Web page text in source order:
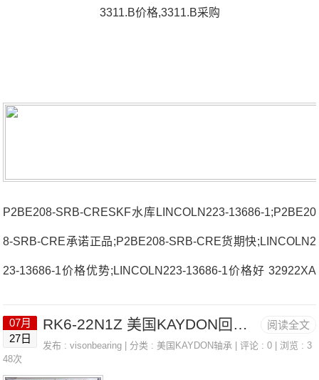
3311.B价格,3311.B采购
P2BE208-SRB-CRESKF水库LINCOLN223-13686-1;P2BE20
8-SRB-CRE承诺正品;P2BE208-SRB-CRE货期快;LINCOLN2
23-13686-1价格优势;LINCOLN223-13686-1价格好 32922XA
轴承3311.B价格UCFCE.2033201S法国SNR轴承3311.B参数
3311.B价格,3311.B采购 热销型号推荐：3311.B，DSB22447
阅读全文
07月
27日
RK6-22N1Z 美国KAYDON回转支撑轴承 KD042CN0
发布 :visonbearing | 分类 :美国KAYDON轴承 | 评论 : 0 | 浏览 : 3
48次